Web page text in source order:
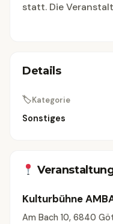
statt. Die
Details
🏷Kategorie
Sonstiges
Kulturbühne
Am Bach 10, 6840